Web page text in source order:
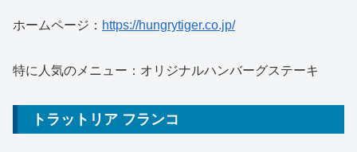
ホームページ： https://hungrytiger.co.jp/
特に人気のメニュー：オリジナルハンバーグステーキ
トラットリア フランコ